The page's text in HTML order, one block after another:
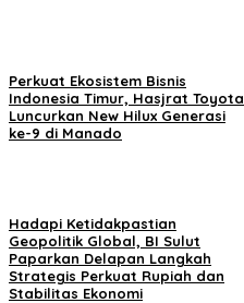
Perkuat Ekosistem Bisnis
Indonesia Timur, Hasjrat Toyota
Luncurkan New Hilux Generasi
ke-9 di Manado
Hadapi Ketidakpastian
Geopolitik Global, BI Sulut
Paparkan Delapan Langkah
Strategis Perkuat Rupiah dan
Stabilitas Ekonomi